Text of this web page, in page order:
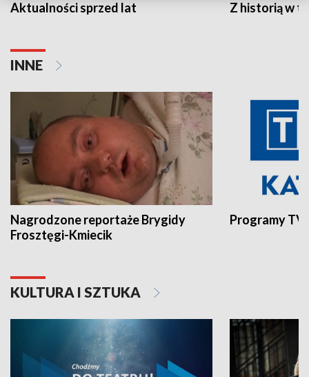
Aktualności sprzed lat Z historią w
INNE
Nagrodzone reportaże Brygidy
Frosztęgi-Kmiecik
Programy
KULTURA I SZTUKA